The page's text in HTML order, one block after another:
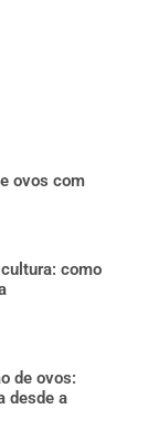
ovos com
como
de ovos:
desde a